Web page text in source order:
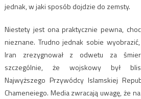
jednak, w jaki sposób dojdzie do zemsty.
Niestety jest ona praktycznie pewna,
nieznane. Trudno jednak sobie
Iran zrezygnował z odwetu za
szczególnie, że wojskowy był
Najwyższego Przywódcy Islamskiej
Chameneiego. Media zwracają uwagę, że